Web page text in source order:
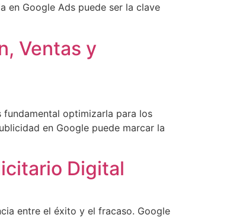
en Google Ads puede ser la clave
Ventas y
optimizarla para los
en Google puede marcar la
Digital
entre el éxito y el fracaso. Google